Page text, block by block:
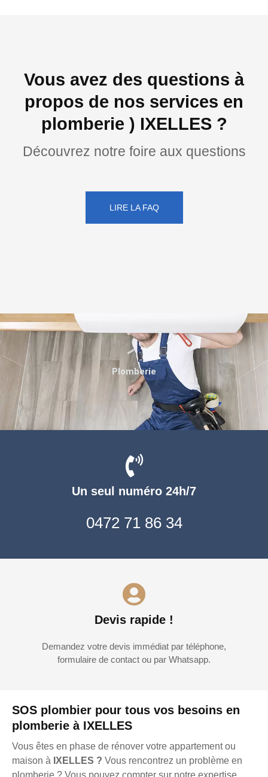
Vous avez des questions à
propos de nos services en
plomberie ) IXELLES ?
Découvrez notre foire aux questions
LIRE LA FAQ
SOS plombier pour tous vos besoins en
plomberie à IXELLES
Vous êtes en phase de rénover votre appartement ou
maison à IXELLES ? Vous rencontrez un problème en
Un seul numéro 24h/7
0472 71 86 34
Devis rapide !
Demandez votre devis immédiat par téléphone,
formulaire de contact ou par Whatsapp.
Plomberie